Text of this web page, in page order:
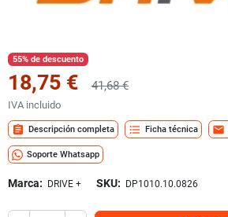
55% de descuento
18,75 € 41,68 €
IVA incluido
assignment Descripción completa format_list_bulleted Ficha técnica mail
Soporte Whatsapp
Marca: DRIVE + SKU: DP1010.10.0826